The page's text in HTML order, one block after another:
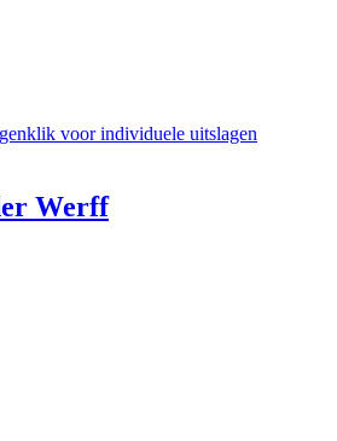
klik voor individuele uitslagen
Werff